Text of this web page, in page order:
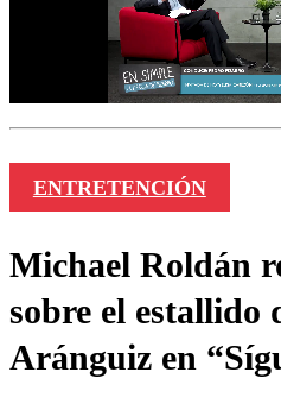
ENTRETENCIÓN
Michael Roldán
sobre el estallido
Aránguiz en